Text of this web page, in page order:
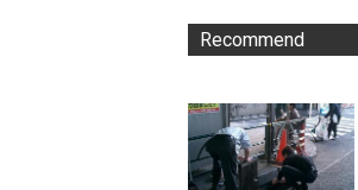
Recommend